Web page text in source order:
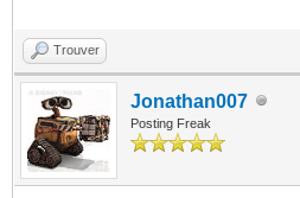
Trouver
Jonathan007
Posting Freak